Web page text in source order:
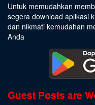
Untuk memudahkan
segera download aplikasi
dan nikmati kemudahan
Anda
Guest Posts are